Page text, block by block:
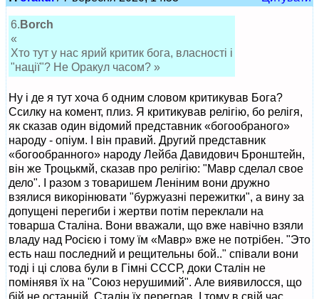
6. Borch
«
Хто тут у нас ярий критик бога, власності і
"нації"? Не Оракул часом? »
Ну і де я тут хоча б одним словом критикував Бога?
Ссилку на комент, плиз. Я критикував релігію, бо релігя,
як сказав один відомий представник «богообраного»
народу - опіум. І він правий. Другий представник
«богообранного» народу Лейба Давидович Бронштейн,
він же Троцькмй, сказав про релігію: "Мавр сделал свое
дело". І разом з товаришем Леніним вони дружно
взялися викорінювати "буржуазні пережитки", а вину за
допущені перегиби і жертви потім переклали на
товарша Сталіна. Вони вважали, що вже навічно взяли
владу над Росією і тому їм «Мавр» вже не потрібен. "Это
есть наш последний и рещительны бой.." співали вони
тоді і ці слова були в Гімні СССР, доки Сталін не
помінявя їх на "Союз нерушимий". Але виявилосся, що
бій не останній, Сталін їх переграв. І тому в свій час